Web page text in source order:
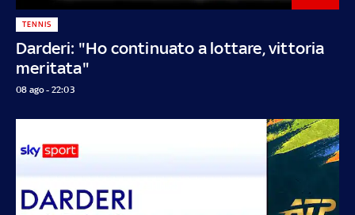
Darderi: "Ho continuato a lottare, vittoria
meritata"
TENNIS
08 ago - 22:03